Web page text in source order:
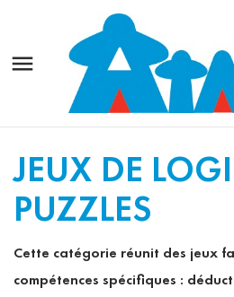

JEUX DE
PUZZLES
Cette catégorie réunit des jeux
compétences spécifiques :